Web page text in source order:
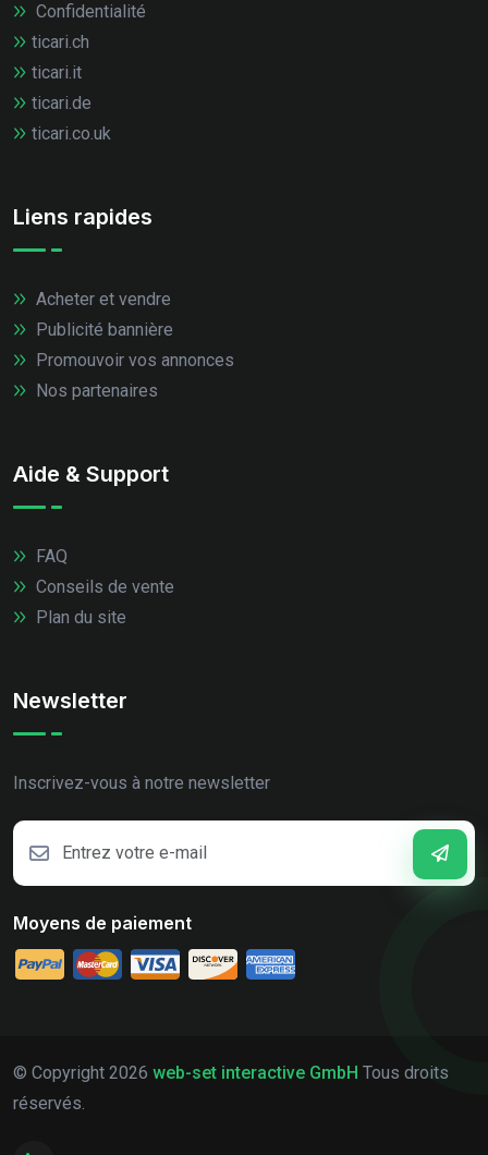
Confidentialité
ticari.ch
ticari.it
ticari.de
ticari.co.uk
Liens rapides
Acheter et vendre
Publicité bannière
Promouvoir vos annonces
Nos partenaires
Aide & Support
FAQ
Conseils de vente
Plan du site
Newsletter
Inscrivez-vous à notre newsletter
Moyens de paiement
© Copyright 2026 web-set interactive GmbH Tous droits
réservés.